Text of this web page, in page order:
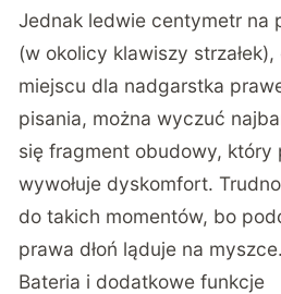
Jednak ledwie centymetr na
(w okolicy klawiszy
miejscu dla nadgarstka
pisania, można wyczuć
się fragment obudowy, który
wywołuje dyskomfort.
do takich momentów, bo
prawa dłoń ląduje na myszce.
Bateria i dodatkowe funkcje